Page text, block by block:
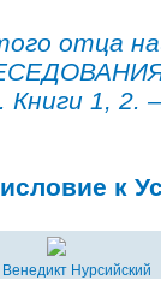
отца
Книги 1, 2.
к
Нурсийский